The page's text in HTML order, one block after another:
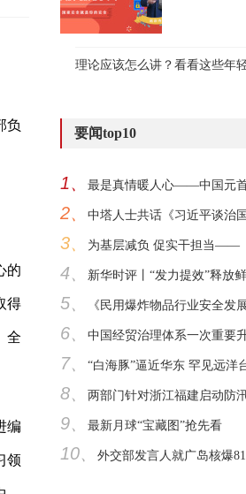
负
的
得
全
编
领
理论应该怎么讲？看看这些
要闻top10
1、 最是真情暖人心——中国元
2、 中塔人士共话《习近平谈治
3、 为基层减负 促实干担当——
4、 新华时评丨“发力提效”释放
5、 《民用爆炸物品行业安全发
6、 中国经贸治理体系一次重
7、 “白海豚”逼近华东 罕见远洋
8、 两部门针对浙江福建启动防
9、 最新月球“宝藏图”抢先看
10、 外交部发言人就广岛核爆